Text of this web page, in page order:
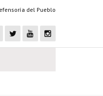
del Pueblo